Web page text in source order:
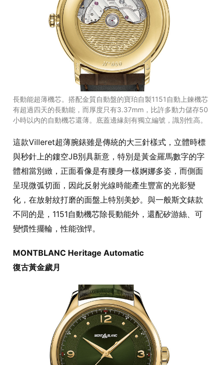
長動能超薄機芯。搭配金質自動盤的寶珀自製1151自動上鍊機芯
有超過四天的長動能，而厚度只有3.37mm，比許多動力儲存50
小時以內的自動機芯還薄。底蓋邊緣刻有獨立編號，識別性高。
這款Villeret超薄腕錶雖是傳統的大三針樣式，立體時標
與秒針上的鏤空JB別具新意，特別是黃金羅馬數字的字
體相當別緻，正面看像是有腰身一樣婀娜多姿，而側面
呈現微弧切面，因此反射光線時能產生豐富的光影變
化，在放射紋打磨的面盤上特別美妙。與一般斯文錶款
不同的是，1151自動機芯除長動能外，還配矽游絲、可
變慣性擺輪，性能強悍。
MONTBLANC Heritage Automatic
復古黃金歲月